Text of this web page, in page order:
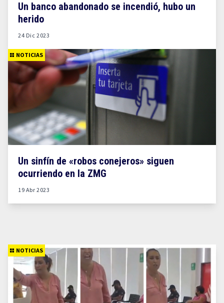
Un banco abandonado se incendió, hubo un
herido
24 Dic 2023
NOTICIAS
Un sinfín de «robos conejeros» siguen
ocurriendo en la ZMG
19 Abr 2023
NOTICIAS